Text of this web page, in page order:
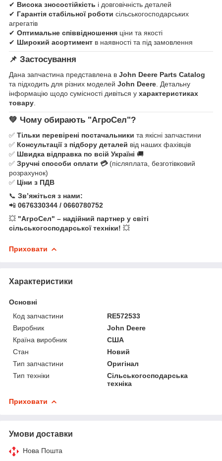
✔ Висока зносостійкість і довговічність деталей
✔ Гарантія стабільної роботи сільськогосподарських
агрегатів
✔ Оптимальне співвідношення ціни та якості
✔ Широкий асортимент в наявності та під замовлення
📌 Застосування
Дана запчастина представлена в John Deere Parts Catalog
та підходить для різних моделей John Deere . Детальну
інформацію щодо сумісності дивіться у характеристиках
товару
💚 Чому обирають "АгроСел"?
✅ Тільки перевірені постачальники та якісні запчастини
✅ Консультації з підбору деталей від наших фахівців
✅ Швидка відправка по всій Україні 🚚
✅ Зручні способи оплати 💳(післяплата, безготівковий
розрахунок)
✅ Ціни з ПДВ
📞 Зв’яжіться з нами:
📲 0676330344 / 0660780752
💥 "АгроСел" – надійний партнер у світі
сільськогосподарської техніки! 💥
Приховати
Характеристики
Основні
Код запчастини
RE572533
Виробник
John Deere
Країна виробник
США
Стан
Новий
Тип запчастини
Оригінал
Тип техніки
Сільськогосподарська
техніка
Приховати
Умови доставки
Нова Пошта